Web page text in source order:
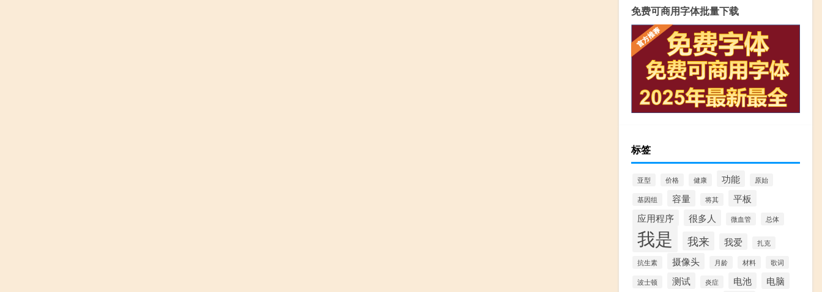
免费可商用字体批量下载
标签
亚型 价格 健康 功能 原始
基因组 容量 将其
平板
应用程序
很多人 微血管 总体
我是 我来 我爱 扎克
抗生素 摄像头 月龄 材料 歌词
波士顿 测试 炎症 电池 电脑